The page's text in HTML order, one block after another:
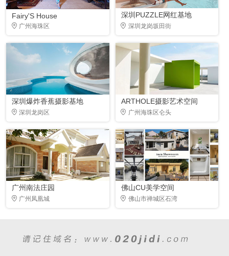
Fairy'S House
广州海珠区
深圳PUZZLE网红基地
深圳龙岗坂田街
深圳爆炸香蕉摄影基地
深圳龙岗区
ARTHOLE摄影艺术空间
广州海珠区仑头
广州南法庄园
广州凤凰城
佛山CU美学空间
佛山市禅城区石湾